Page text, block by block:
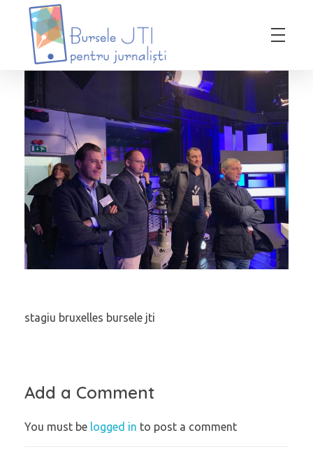
Bursele JTI pentru Jurnalisti
ediția 2018-2019
stagiu bruxelles bursele jti
Add a Comment
You must be logged in to post a comment